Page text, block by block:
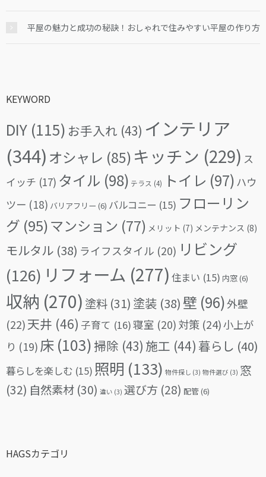
平屋の魅力と成功の秘訣！おしゃれで住みやすい平屋の作り方
KEYWORD
DIY (115) お手入れ (43) インテリア
(344) オシャレ (85) キッチン (229) ス
イッチ (17) タイル (98) テラス (4) トイレ (97) ハウ
ツー (18) バリアフリー (6) バルコニー (15) フローリン
グ (95)マンション (77) メリット (7) メンテナンス (8)
モルタル (38) ライフスタイル (20) リビング
(126) リフォーム (277) 住まい (15) 内窓(6)
収納 (270) 塗料 (31) 塗装 (38) 壁 (96)外壁
(22)天井 (46) 子育て (16)寝室 (20) 対策 (24)小上が
り (19) 床 (103)掃除 (43) 施工 (44) 暮らし (40)
暮らしを楽しむ (15) 照明 (133) 物件探し (3) 物件選び (3) 窓
(32) 自然素材 (30) 違い (3) 選び方 (28) 配管(6)
HAGSカテゴリ